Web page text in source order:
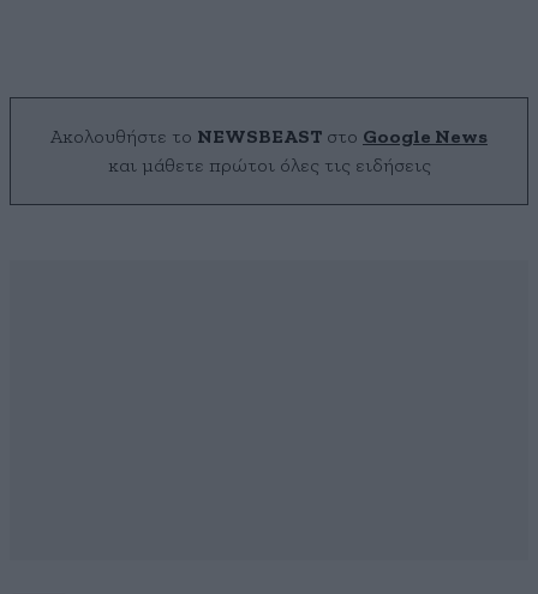
Ακολουθήστε το NEWSBEAST στο Google News
και μάθετε πρώτοι όλες τις ειδήσεις